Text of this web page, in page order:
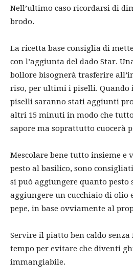
Nell’ultimo caso ricordarsi di
brodo.
La ricetta base consiglia di
con l’aggiunta del dado Star.
bollore bisognerà trasferire
riso, per ultimi i piselli. Quando
piselli saranno stati aggiunti
altri 15 minuti in modo che
sapore ma soprattutto cuocerà
Mescolare bene tutto insieme e
pesto al basilico, sono
si può aggiungere quanto pesto
aggiungere un cucchiaio di olio
pepe, in base ovviamente al
Servire il piatto ben caldo
tempo per evitare che diventi
immangiabile.